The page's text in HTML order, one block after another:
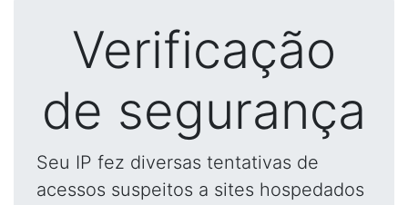
Verificação
de segurança
Seu IP fez diversas tentativas de
acessos suspeitos a sites hospedados